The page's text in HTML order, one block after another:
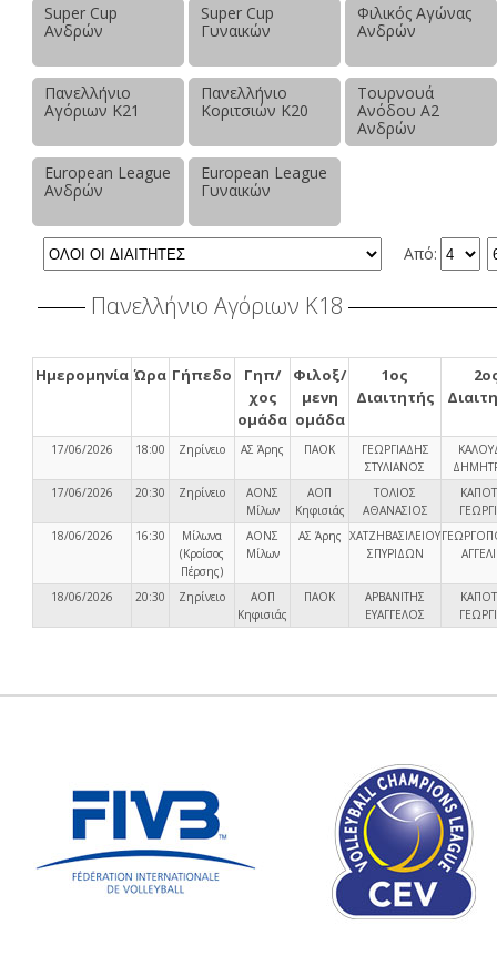
Super Cup
Ανδρών
Super Cup
Γυναικών
Φιλικός Αγώνας
Ανδρών
Πανελλήνιο
Αγόριων Κ21
Πανελλήνιο
Κοριτσιών Κ20
Τουρνουά
Ανόδου Α2
Ανδρών
European League
Ανδρών
European League
Γυναικών
Από:
Πανελλήνιο Αγόριων Κ18
Ημερομηνία Ώρα Γήπεδο
Γηπ/
χος
ομάδα
Φιλοξ/
μενη
ομάδα
1ος
Διαιτητής
17/06/2026 18:00 Ζηρίνειο ΑΣ Άρης ΠΑΟΚ
ΓΕΩΡΓΙΑΔΗΣ
ΣΤΥΛΙΑΝΟΣ
17/06/2026
20:30 Ζηρίνειο
ΑΟΝΣ
Μίλων
ΑΟΠ
Κηφισιάς
ΤΟΛΙΟΣ
ΑΘΑΝΑΣΙΟΣ
18/06/2026
16:30
Μίλωνα
(Κροίσος
Πέρσης)
ΑΟΝΣ
Μίλων
ΑΣ Άρης ΧΑΤΖΗΒΑΣΙΛΕΙΟΥ
ΣΠΥΡΙΔΩΝ
18/06/2026 20:30 Ζηρίνειο
ΑΟΠ
Κηφισιάς
ΠΑΟΚ
ΑΡΒΑΝΙΤΗΣ
ΕΥΑΓΓΕΛΟΣ